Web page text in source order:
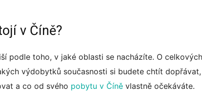
v Číně?
podle toho, v jaké oblasti se nacházíte. O
výdobytků současnosti si budete chtít
a co od svého pobytu v Číně vlastně očekáváte.